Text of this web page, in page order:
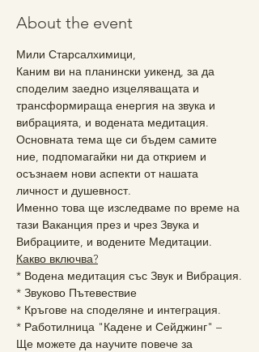
About the event
Мили Старсалхимици,
Каним ви на планински уикенд, за да
споделим заедно изцеляващата и
трансформираща енергия на звука и
вибрацията, и водената медитация.
Основната тема ще си бъдем самите
ние, подпомагайки ни да открием и
осъзнаем нови аспекти от нашата
личност и душевност.
Именно това ще изследваме по време на
тази Ваканция през и чрез Звука и
Вибрациите, и водените Медитации.
Какво включва?
* Водена медитация със Звук и Вибрация.
* Звуково Пътевествие
* Кръгове на споделяне и интеграция.
* Работилница "Кадене и Сейджинг" –
Ще можете да научите повече за